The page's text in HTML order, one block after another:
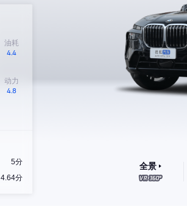
5分
4.64分
全景